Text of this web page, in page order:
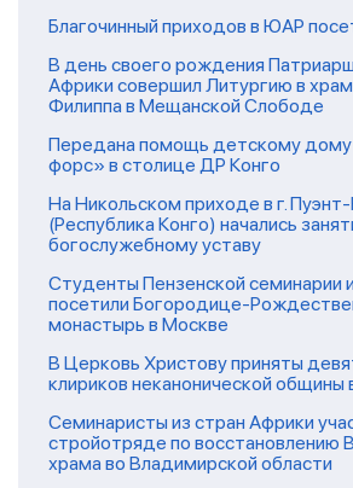
Благочинный приходов в ЮАР
В день своего рождения
Африки совершил Литургию в
Филиппа в Мещанской Слободе
Передана помощь детскому дому
форс» в столице ДР Конго
На Никольском приходе в г.
(Республика Конго) начались
богослужебному уставу
Студенты Пензенской семинарии
посетили Богородице-
монастырь в Москве
В Церковь Христову приняты
клириков неканонической общины
Семинаристы из стран Африки
стройотряде по восстановлению
храма во Владимирской области